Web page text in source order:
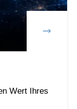
Wert Ihres